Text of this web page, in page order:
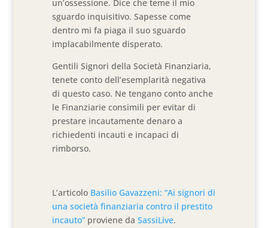
un’ossessione. Dice che teme il mio
sguardo inquisitivo. Sapesse come
dentro mi fa piaga il suo sguardo
implacabilmente disperato.
Gentili Signori della Società Finanziaria,
tenete conto dell’esemplarità negativa
di questo caso. Ne tengano conto anche
le Finanziarie consimili per evitar di
prestare incautamente denaro a
richiedenti incauti e incapaci di
rimborso.
L’articolo Basilio Gavazzeni: “Ai signori di
una società finanziaria contro il prestito
incauto” proviene daSassiLive.